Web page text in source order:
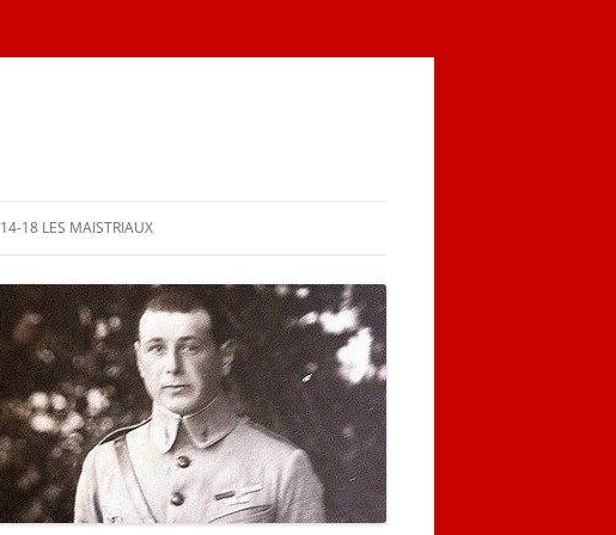
14-18 LES MAISTRIAUX